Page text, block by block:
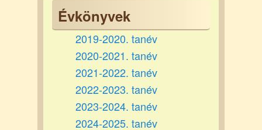
Évkönyvek
2019-2020. tanév
2020-2021. tanév
2021-2022. tanév
2022-2023. tanév
2023-2024. tanév
2024-2025. tanév